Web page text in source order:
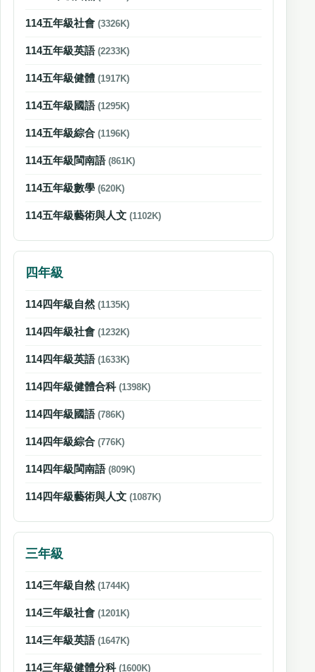
114五年級社會 (3326K)
114五年級英語 (2233K)
114五年級健體 (1917K)
114五年級國語 (1295K)
114五年級綜合 (1196K)
114五年級閩南語 (861K)
114五年級數學 (620K)
114五年級藝術與人文 (1102K)
四年級
114四年級自然 (1135K)
114四年級社會 (1232K)
114四年級英語 (1633K)
114四年級健體合科 (1398K)
114四年級國語 (786K)
114四年級綜合 (776K)
114四年級閩南語 (809K)
114四年級藝術與人文 (1087K)
三年級
114三年級自然 (1744K)
114三年級社會 (1201K)
114三年級英語 (1647K)
114三年級健體分科 (1600K)